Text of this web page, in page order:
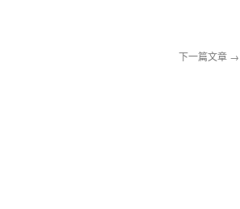
下一篇文章 →